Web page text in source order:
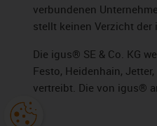
verbundenen
stellt keinen Verzicht der
Die igus® SE & Co. KG
Festo, Heidenhain,
vertreibt. Die von igus®